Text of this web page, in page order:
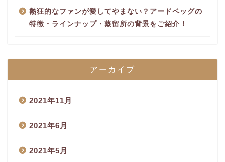
熱狂的なファンが愛してやまない？アードベッグの
特徴・ラインナップ・蒸留所の背景をご紹介！
アーカイブ
2021年11月
2021年6月
2021年5月